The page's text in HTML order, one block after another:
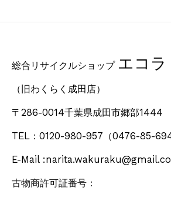
総合リサイクルショップ エコラ
（旧わくらく成田店）
〒286-0014千葉県成田市郷部1444
TEL：0120-980-957 （0476-85-
E-Mail
古物商許可証番号：